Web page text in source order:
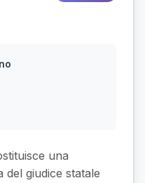
una
del giudice statale